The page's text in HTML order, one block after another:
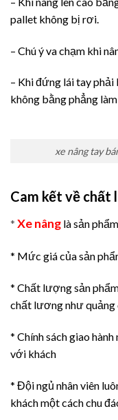
pallet không bị rơi.
– Chú ý va chạm khi
– Khi đứng lái tay phải
không bằng phẳng
xe nâng tay
Cam kết về chất
* Xe nâng là sản
* Mức giá của sản
* Chất lượng sản
chất lương như quảng
* Chính sách giao
với khách
* Đội ngủ nhân viên
khách một cách chu